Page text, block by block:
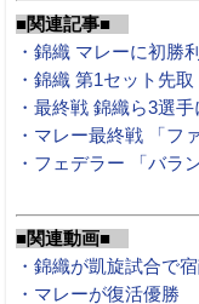
■関連記事■
・錦織 マレーに初勝利
・錦織 第1セット先取
・最終戦 錦織ら3選
・マレー最終戦 「フ
・フェデラー 「バラ
■関連動画■
・錦織が凱旋試合で
・マレーが復活優勝